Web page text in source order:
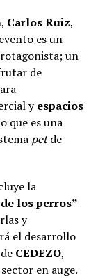
Carlos Ruiz,
es un
un
de
yespacios
que es una
petde
la
los perros”
y
el desarrollo
CEDEZO,
en auge.